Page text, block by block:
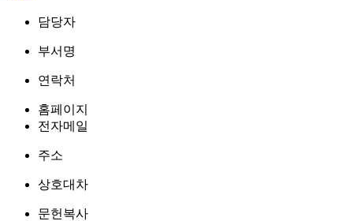
담당자
부서명
연락처
홈페이지
전자메일
주소
상호대차
문헌복사